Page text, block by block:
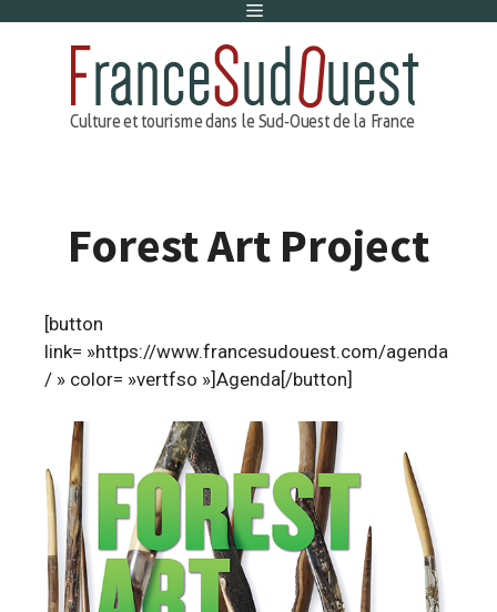
Menu
Forest Art Project
[button
link= »https://www.francesudouest.com/agenda
/ » color= »vertfso »]Agenda[/button]